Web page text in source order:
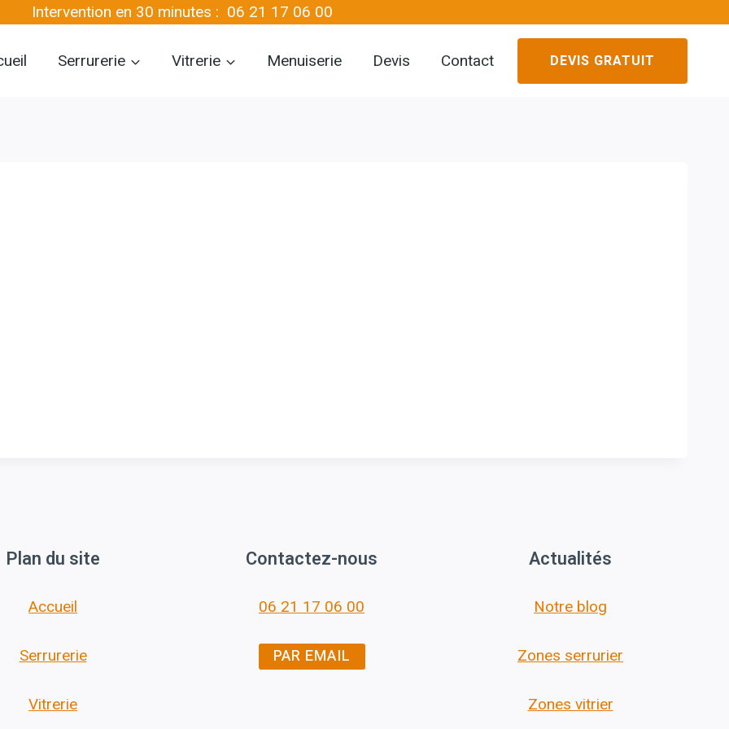
Intervention en 30 minutes : 06 21 17 06 00
Serrurerie Vitrerie Menuiserie Devis Contact DEVIS GRATUIT
Plan du site
Accueil
Serrurerie
Vitrerie
Contactez-nous
06 21 17 06 00
PAR EMAIL
Actualités
Notre blog
Zones serrurier
Zones vitrier